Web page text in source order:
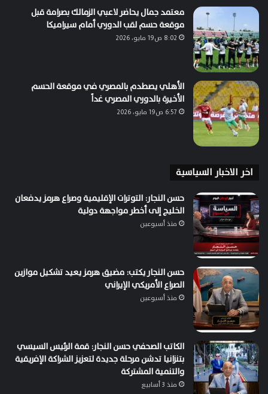
معتمد جمال يحاضر لاعبي الزمالك بصرامة قبل
موقعة حسم لقب الدوري أمام سيراميكا
8:02 ص19 مايو، 2026
الأهلي يصطدم بالمصري في موقعة الحسم
الأخيرة بالدوري المصري غداً
6:57 ص19 مايو، 2026
اخر الاخبار السياسية
حسن النجار: التوترات الإقليمية وصراع هرمز يدفعان
الخليج إلى أخطر مواجهة دولية
منذ أسبوعين
حسن النجار يكتب: مضيق هرمز يعيد تشكيل موازين
الصراع الأمريكي الإيراني
منذ أسبوعين
الكاتب الصحفي حسن النجار: قمة الرئيس السيسي
بتنزانيا تدشن مرحلة جديدة لتعزيز الشراكة الإفريقية
والتنمية المشتركة
منذ 3 أسابيع